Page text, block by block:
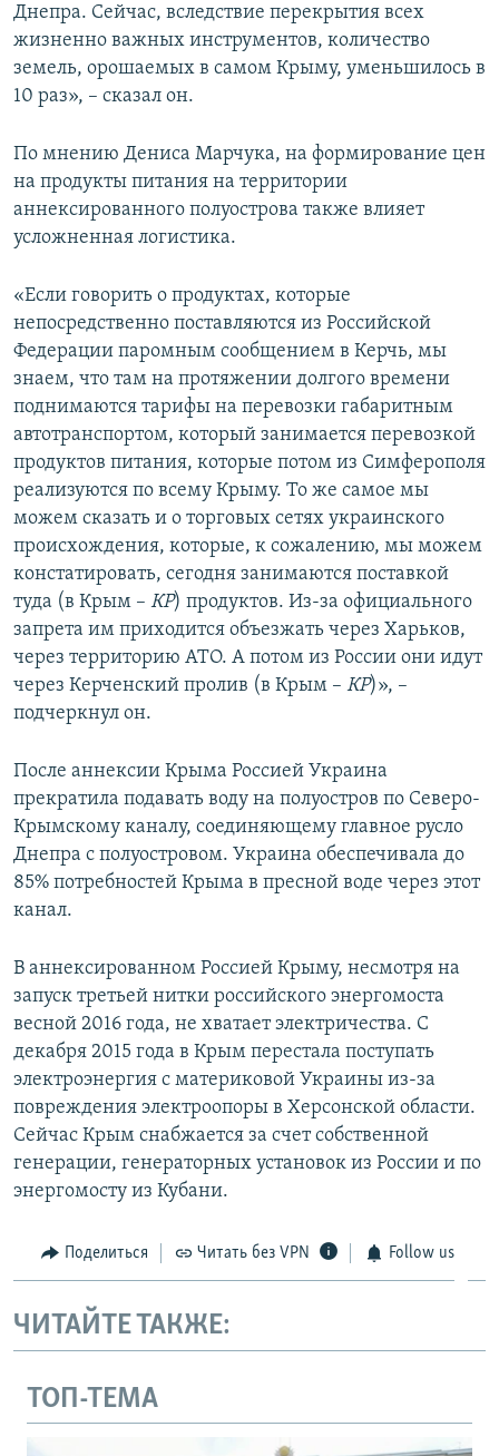
Днепра. Сейчас, вследствие перекрытия всех
жизненно важных инструментов, количество
земель, орошаемых в самом Крыму, уменьшилось в
10 раз», – сказал он.
По мнению Дениса Марчука, на формирование цен
на продукты питания на территории
аннексированного полуострова также влияет
усложненная логистика.
«Если говорить о продуктах, которые
непосредственно поставляются из Российской
Федерации паромным сообщением в Керчь, мы
знаем, что там на протяжении долгого времени
поднимаются тарифы на перевозки габаритным
автотранспортом, который занимается перевозкой
продуктов питания, которые потом из Симферополя
реализуются по всему Крыму. То же самое мы
можем сказать и о торговых сетях украинского
происхождения, которые, к сожалению, мы можем
констатировать, сегодня занимаются поставкой
туда (в Крым – КР) продуктов. Из-за официального
запрета им приходится объезжать через Харьков,
через территорию АТО. А потом из России они идут
через Керченский пролив (в Крым – КР)», –
подчеркнул он.
После аннексии Крыма Россией Украина
прекратила подавать воду на полуостров по Северо-
Крымскому каналу, соединяющему главное русло
Днепра с полуостровом. Украина обеспечивала до
85% потребностей Крыма в пресной воде через этот
канал.
В аннексированном Россией Крыму, несмотря на
запуск третьей нитки российского энергомоста
весной 2016 года, не хватает электричества. С
декабря 2015 года в Крым перестала поступать
электроэнергия с материковой Украины из-за
повреждения электроопоры в Херсонской области.
Сейчас Крым снабжается за счет собственной
генерации, генераторных установок из России и по
энергомосту из Кубани.
Поделиться Читать без VPN Follow us
ЧИТАЙТЕ ТАКЖЕ:
ТОП-ТЕМА